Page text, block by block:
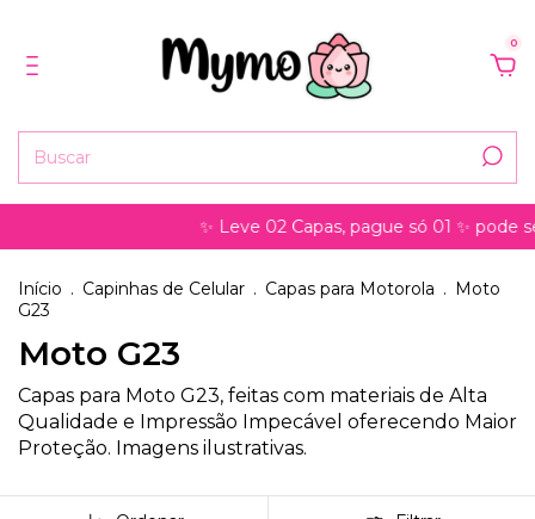
0
✨ Leve 02 Capas, pague só 01 ✨ pode
Início . Capinhas de Celular . Capas para Motorola . Moto
G23
Moto G23
Capas para Moto G23, feitas com materiais de Alta
Qualidade e Impressão Impecável oferecendo Maior
Proteção. Imagens ilustrativas.